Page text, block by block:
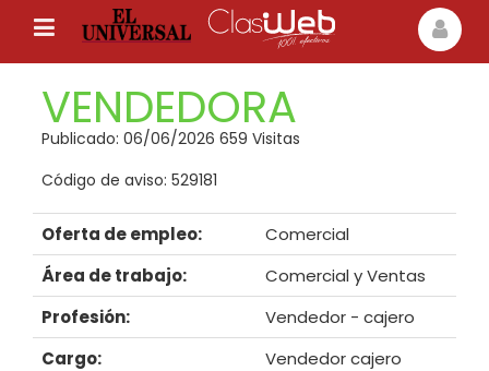
VENDEDORA
Publicado: 06/06/2026 659 Visitas
Código de aviso: 529181
Oferta de empleo:
Comercial
Área de trabajo:
Comercial y Ventas
Profesión:
Vendedor - cajero
Cargo:
Vendedor cajero